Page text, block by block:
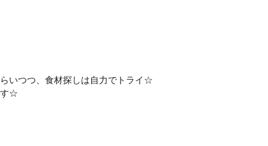
いつつ、食材探しは自力でトライ☆
す☆